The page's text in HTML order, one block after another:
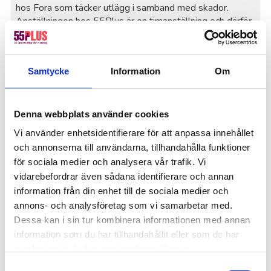
Samtycke Information Om
Denna webbplats använder cookies
Vi använder enhetsidentifierare för att anpassa innehållet
och annonserna till användarna, tillhandahålla funktioner
för sociala medier och analysera vår trafik. Vi
vidarebefordrar även sådana identifierare och annan
information från din enhet till de sociala medier och
annons- och analysföretag som vi samarbetar med.
Dessa kan i sin tur kombinera informationen med annan
information som du har tillhandahållit eller som de har
hos Fora som täcker utlägg i samband med skador.
Anställningen hos 55Plus är en timanställning och därför
ges ingen ersättning för utebliven intäkt. Det är viktigt
att notera att du som medarbetare alltid kan tacka nej till
sak- och ansvarsförsäkring hos IF som täcker skador upp
till 10 miljoner kronor.
För oss är det en självklarhet att våra medarbetare
kommer hem hela och glada efter sin arbetsdag så därför
har vi löpande utbildningar i hur våra tjänster utförs på ett
säkert och bra vis.
Jobbskatteavdrag
Du får en skattereduktion för arbetsinkomst,
jobbskatteavdrag, på dina arbetsinkomster
Jobbskatteavdraget är inräknat i Skatteverkets
skattetabeller som arbetsgivaren använder i samband
med löneutbetalningar. Du behöver alltså inte själv
ansöka om avdraget.